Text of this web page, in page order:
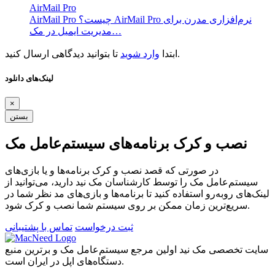
AirMail Pro
AirMail Pro چیست؟ AirMail Pro نرم‌افزاری مدرن برای
مدیریت ایمیل در مک…
ابتدا وارد شوید تا بتوانید دیدگاهی ارسال کنید.
لینک‌های دانلود
×
بستن
نصب و کرک برنامه‌های سیستم‌عامل مک
در صورتی که قصد نصب و کرک برنامه‌ها و یا بازی‌های
سیستم‌عامل مک را توسط کارشناسان مک نید دارید، می‌توانید از
لینک‌های رو‌به‌رو استفاده کنید تا برنامه‌ها و بازی‌های مد نظر شما در
سریع‌ترین زمان ممکن بر روی سیستم شما نصب و کرک شود.
ثبت درخواست تماس با پشتیبانی
سایت تخصصی مک نید اولین مرجع سیستم‌عامل مک و برترین منبع
دستگاه‌های اپل در ایران است.